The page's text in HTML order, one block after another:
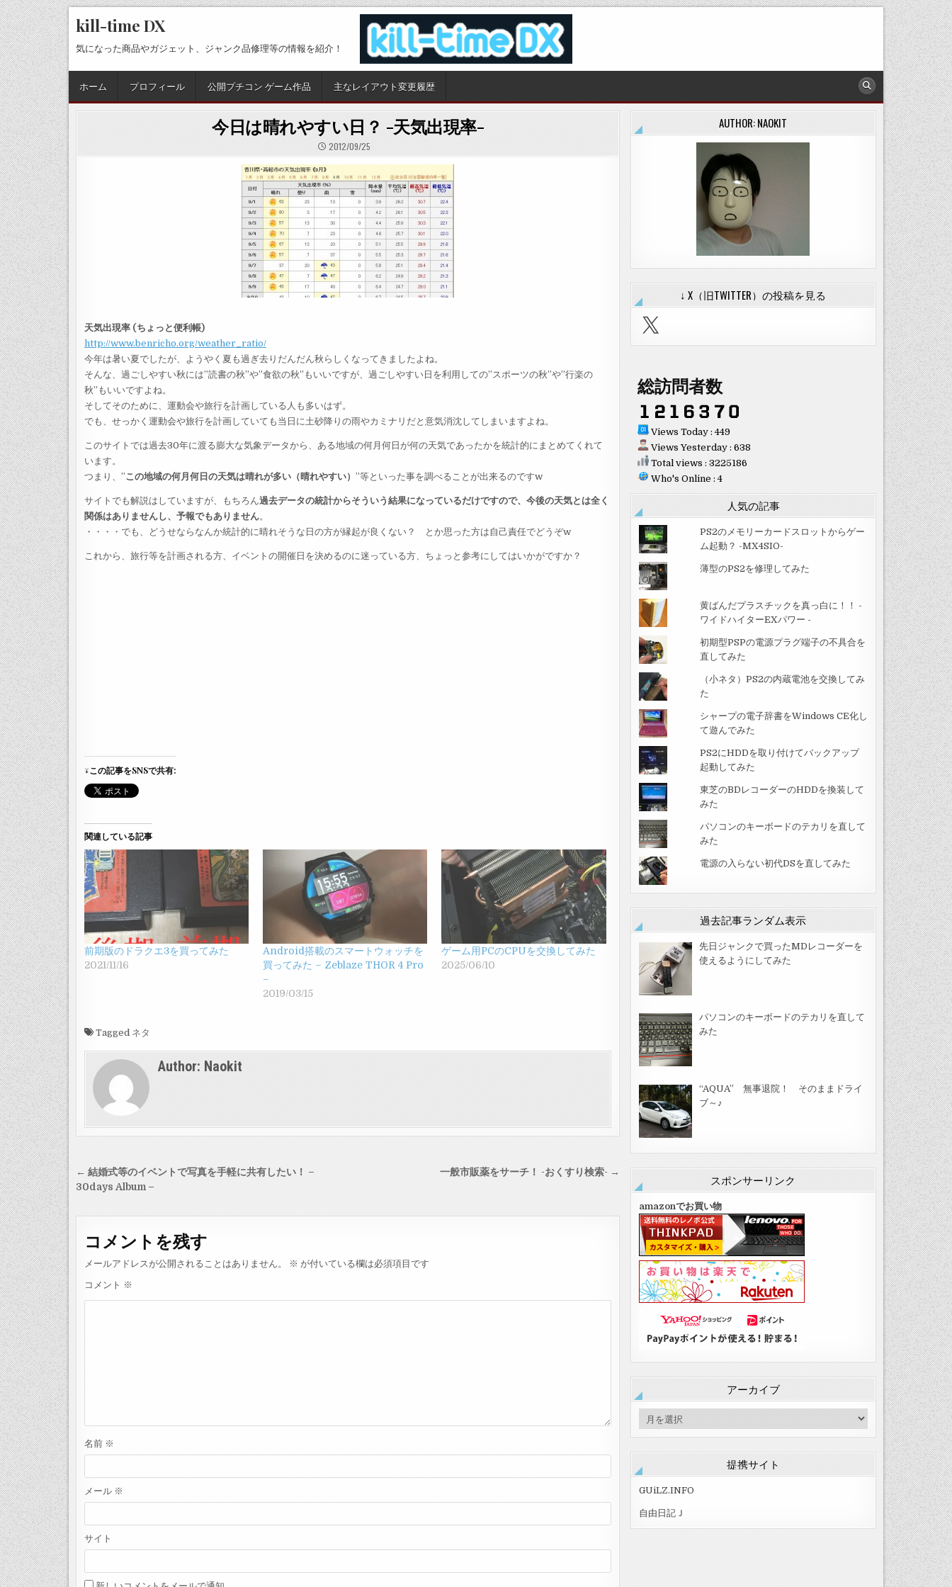
Skip
to
content
kill-time DX
気になった商品やガジェット、ジャンク品修理等の情報を紹介！
ホーム プロフィール 公開プチコン ゲーム作品 主なレイアウト変更履歴
今日は晴れやすい日？ -天気出現率-
2012/09/25
天気出現率 (ちょっと便利帳)
http://www.benricho.org/weather_ratio/
今年は暑い夏でしたが、ようやく夏も過ぎ去りだんだん秋らしくなってきましたよね。
そんな、過ごしやすい秋には”読書の秋”や”食欲の秋”もいいですが、過ごしやすい日を利用しての”スポーツの秋”や”行楽の
秋”もいいですよね。
そしてそのために、運動会や旅行を計画している人も多いはず。
でも、せっかく運動会や旅行を計画していても当日に土砂降りの雨やカミナリだと意気消沈してしまいますよね。
このサイトでは過去30年に渡る膨大な気象データから、ある地域の何月何日が何の天気であったかを統計的にまとめてくれて
います。
つまり、”この地域の何月何日の天気は晴れが多い（晴れやすい） ”等といった事を調べることが出来るのですw
サイトでも解説はしていますが、もちろん過去データの統計からそういう結果になっているだけですので、今後の天気とは全く
関係はありませんし、予報でもありません。
・・・・でも、どうせならなんか統計的に晴れそうな日の方が縁起が良くない？ とか思った方は自己責任でどうぞw
これから、旅行等を計画される方、イベントの開催日を決めるのに迷っている方、ちょっと参考にしてはいかがですか？
↓この記事をSNSで共有:
関連している記事
前期版のドラクエ3を買ってみた
2021/11/16
Android搭載のスマートウォッチを
買ってみた – Zeblaze THOR 4 Pro
–
2019/03/15
ゲーム用PCのCPUを交換してみた
2025/06/10
Tagged ネタ
Author: Naokit
投
稿
ナ
ビ
ゲ
ー
シ
一般市販薬をサーチ！ -おくすり検索- →
← 結婚式等のイベントで写真を手軽に共有したい！ –
30days Album –
コメントを残す
メールアドレスが公開されることはありません。 ※ が付いている欄は必須項目です
コメント ※
名前 ※
メール ※
サイト
AUTHOR: NAOKIT
↓ X（旧TWITTER）の投稿を見る
X
総訪問者数
Views Today : 449
Views Yesterday : 638
Total views : 3225186
Who's Online : 4
人気の記事
PS2のメモリーカードスロットからゲー
ム起動？ -MX4SIO-
薄型のPS2を修理してみた
黄ばんだプラスチックを真っ白に！！ -
ワイドハイターEXパワー -
初期型PSPの電源プラグ端子の不具合を
直してみた
（小ネタ）PS2の内蔵電池を交換してみ
た
シャープの電子辞書をWindows CE化し
て遊んでみた
PS2にHDDを取り付けてバックアップ
起動してみた
東芝のBDレコーダーのHDDを換装して
みた
パソコンのキーボードのテカリを直して
みた
電源の入らない初代DSを直してみた
過去記事ランダム表示
先日ジャンクで買ったMDレコーダーを
使えるようにしてみた
パソコンのキーボードのテカリを直して
みた
“AQUA” 無事退院！ そのままドライ
ブ～♪
スポンサーリンク
amazonでお買い物
アーカイブ
ー
ブ
提携サイト
GUiLZ.INFO
自由日記Ｊ